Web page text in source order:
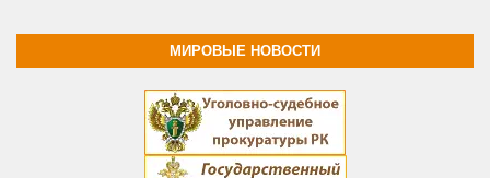
МИРОВЫЕ НОВОСТИ